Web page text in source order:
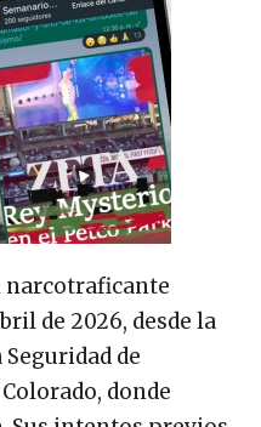
narcotraficante
de 2026, desde la
de
donde